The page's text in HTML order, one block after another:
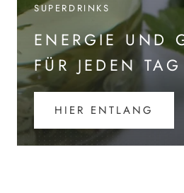
SUPERDRINKS
ENERGIE UND
FÜR JEDEN TAG
HIER ENTLANG